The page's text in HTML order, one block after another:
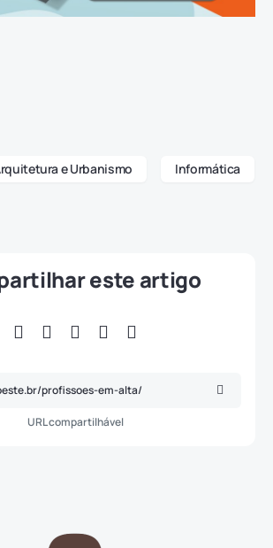
e Urbanismo Informática
este artigo
URL compartilhável